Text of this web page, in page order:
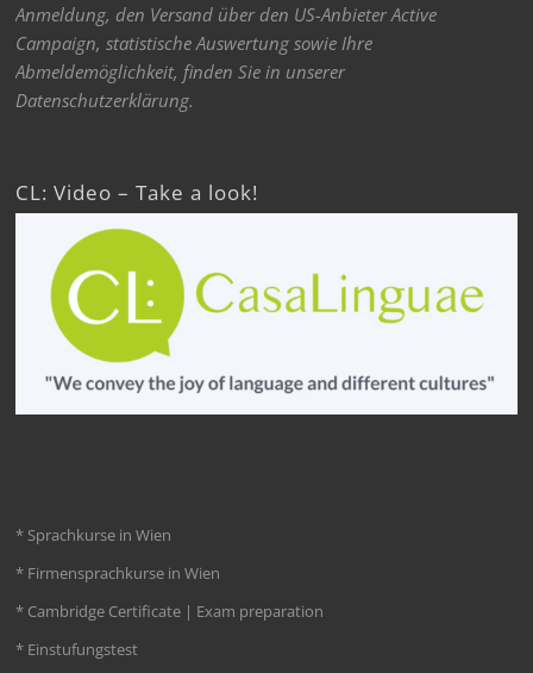
Anmeldung, den Versand über den US-Anbieter Active
Campaign, statistische Auswertung sowie Ihre
Abmeldemöglichkeit, finden Sie in unserer
Datenschutzerklärung.
CL: Video – Take a look!
* Sprachkurse in Wien
* Firmensprachkurse in Wien
* Cambridge Certificate | Exam preparation
* Einstufungstest